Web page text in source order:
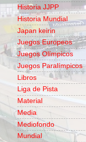
Historia JJPP
Historia Mundial
Japan keirin
Juegos Europeos
Juegos Olímpicos
Juegos Paralímpicos
Libros
Liga de Pista
Material
Media
Mediofondo
Mundial